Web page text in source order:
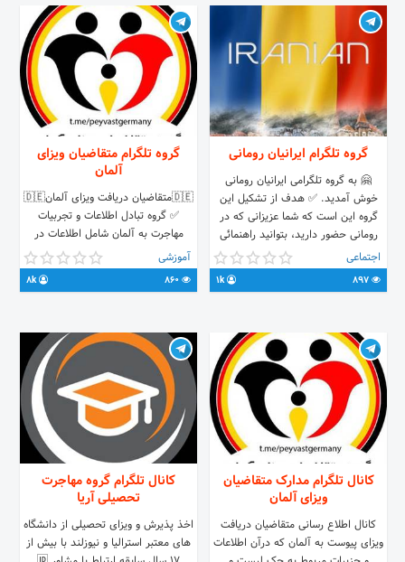
گروه تلگرام ایرانیان رومانی
🤗 به گروه تلگرامی ایرانیان رومانی
خوش آمدید. ✅ هدف از تشکیل این
گروه این است که شما عزیزانی که در
رومانی حضور دارید، بتوانید راهنمائی‌
مفید برای دوستانی باشید که قصد
مهاجرت به این کشور رو دارند. ✅ در
کنار شما عزیزان، ما هم تلاش می‌کنیم تا
آدرس وب‌سایت ایرانیان:
https://iranian.ro/ آدرس اینستاگرام
ایرانیان:
https://www.instagram.com/iranian.ro
اجتماعی
1k
گروه تلگرام متقاضیان ویزای
آلمان
🇩🇪متقاضیان دریافت ویزای آلمان🇩🇪
✅ گروه تبادل اطلاعات و تجربیات
مهاجرت به آلمان شامل اطلاعات در
تاپیک های مختلف برای تایید وتصدیق
مدارک وهمچنین انواع ویزا : ✔️تحصیلی
✔️کاری ✔️اوسبیلدونگ ✔️پیوست به
آموزشی
8k
کانال تلگرام مدارک متقاضیان
ویزای آلمان
کانال اطلاع رسانی متقاضیان دریافت
ویزای پیوست به آلمان که درآن اطلاعات
کانال تلگرام گروه مهاجرت
تحصیلی آریا
اخذ پذیرش و ویزای تحصیلی از دانشگاه
های معتبر استرالیا و نیوزلند با بیش از